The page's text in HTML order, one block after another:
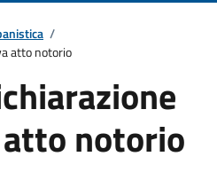
/
atto notorio
notorio